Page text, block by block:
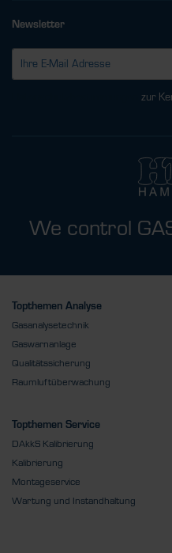
Newsletter
zur
We control
Topthemen Analyse
Gasanalysetechnik
Gaswarnanlage
Qualitätssicherung
Raumluftüberwachung
Topthemen Service
DAkkS Kalibrierung
Kalibrierung
Montageservice
Wartung und Instandhaltung